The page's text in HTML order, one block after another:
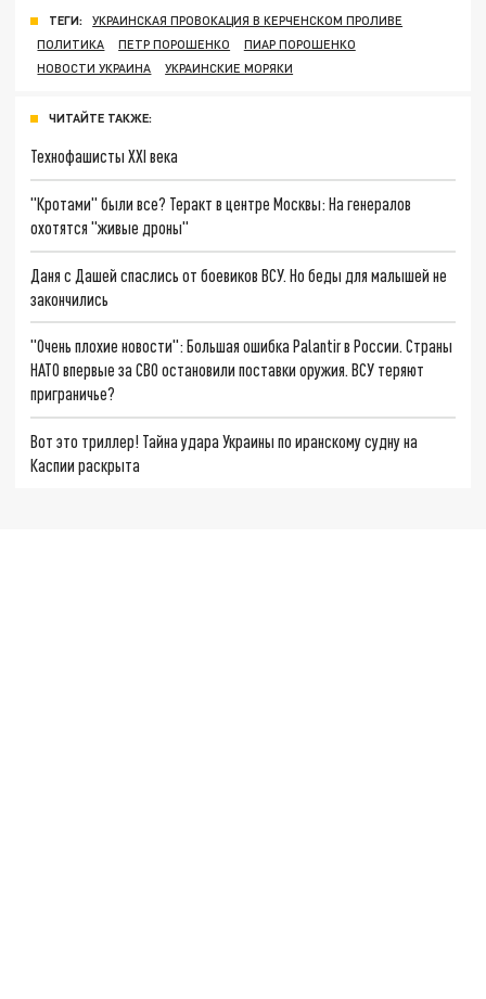
ТЕГИ:
УКРАИНСКАЯ ПРОВОКАЦИЯ В КЕРЧЕНСКОМ ПРОЛИВЕ
ПОЛИТИКА
ПЕТР ПОРОШЕНКО
ПИАР ПОРОШЕНКО
НОВОСТИ УКРАИНА
УКРАИНСКИЕ МОРЯКИ
ЧИТАЙТЕ ТАКЖЕ:
Технофашисты XXI века
"Кротами" были все? Теракт в центре Москвы: На генералов
охотятся "живые дроны"
Даня с Дашей спаслись от боевиков ВСУ. Но беды для малышей не
закончились
"Очень плохие новости": Большая ошибка Palantir в России. Страны
НАТО впервые за СВО остановили поставки оружия. ВСУ теряют
приграничье?
Вот это триллер! Тайна удара Украины по иранскому судну на
Каспии раскрыта